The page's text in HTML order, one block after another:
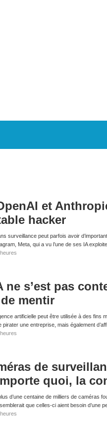
et
hacker
surveillance peut parfois avoir
Meta, qui a vu l’une de ses IA
ne s’est pas
mentir
artificielle peut être utilisée à des
pirater une entreprise, mais également
de
quoi, la
d’une centaine de milliers de caméras
que celles-ci aient besoin d’une